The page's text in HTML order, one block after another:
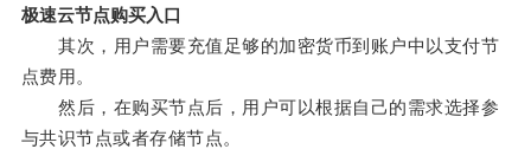
极速云节点购买入口
其次，用户需要充值足够的加密货币到账户中以支付节
点费用。
然后，在购买节点后，用户可以根据自己的需求选择参
与共识节点或者存储节点。